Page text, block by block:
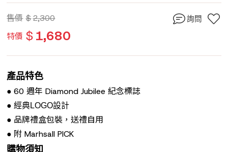
售價 $2,300
特價 $1,680
詢問
產品特色
●60 週年 Diamond Jubilee 紀念標誌
● 經典LOGO設計
● 品牌禮盒包裝，送禮自用
● 附 Marhsall PICK
購物須知